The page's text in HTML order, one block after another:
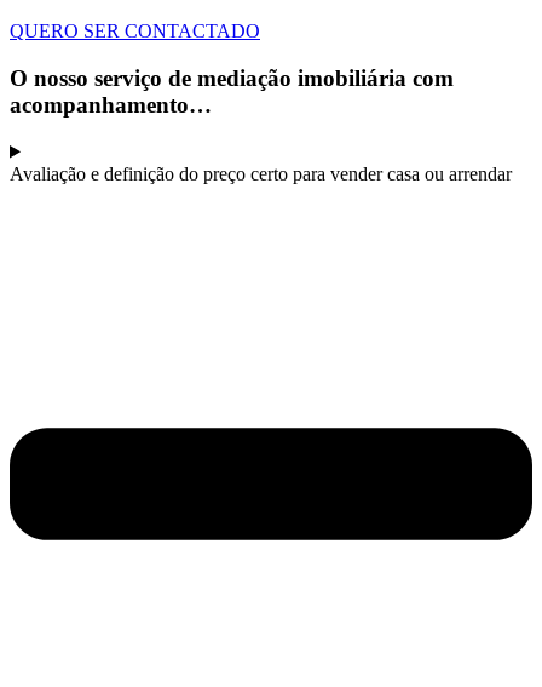
QUERO SER CONTACTADO
O nosso serviço de mediação imobiliária com
acompanhamento…
Avaliação e definição do preço certo para vender casa ou arrendar